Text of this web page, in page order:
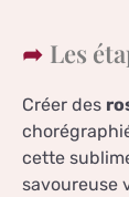
Les
Créer des
cette
savoureuse